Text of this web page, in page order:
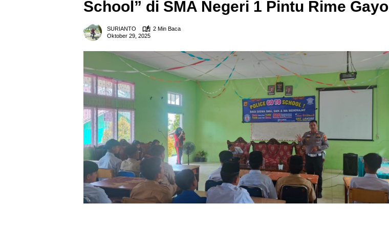
School” di SMA Negeri 1 Pintu Rime Gayo
SURIANTO
2 Min Baca
Oktober 29, 2025